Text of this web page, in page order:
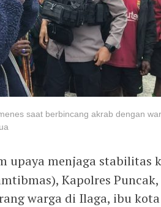
saat berbincang akrab dengan
upaya menjaga stabilitas
Kapolres Puncak,
warga di Ilaga, ibu